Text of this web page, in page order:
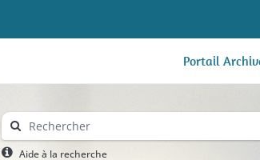
Portail
Aide à la recherche